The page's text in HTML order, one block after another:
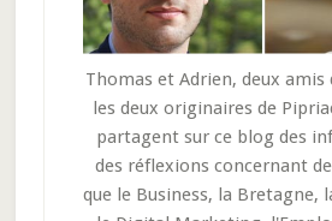
Thomas et Adrien, deux amis
les deux originaires de
partagent sur ce blog des
des réflexions concernant
que le Business, la Bretagne,